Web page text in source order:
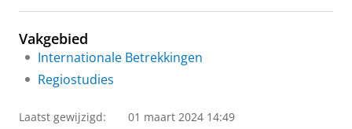
t
e
r
I
e
c
P
r
Vakgebied
Internationale Betrekkingen
Regiostudies
Laatst gewijzigd: 01 maart 2024 14:49